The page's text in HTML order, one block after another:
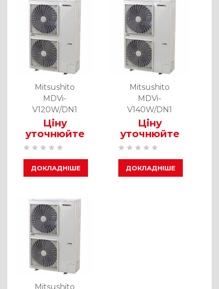
Mitsushito
MDVi-
V120W/DN1
Ціну
уточнюйте
ДОКЛАДНІШЕ
Mitsushito
MDVi-
V140W/DN1
Ціну
уточнюйте
ДОКЛАДНІШЕ
Mitsushito